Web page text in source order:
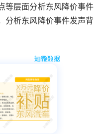
等层面分析东风降价事件
分析东风降价事件发声背